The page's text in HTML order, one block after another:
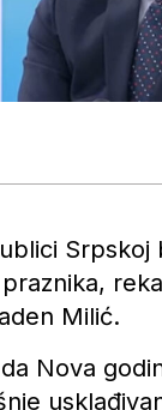
Srpskoj
Milić.
Nova